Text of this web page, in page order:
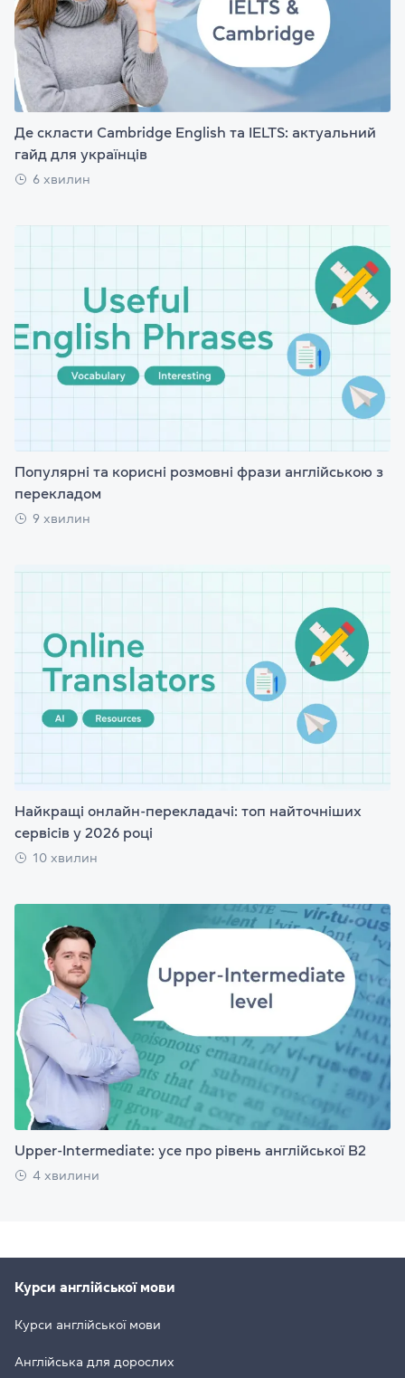
Де скласти Cambridge English та IELTS: актуальний
гайд для українців
6 хвилин
Популярні та корисні розмовні фрази англійською з
перекладом
9 хвилин
Найкращі онлайн-перекладачі: топ найточніших
сервісів у 2026 році
10 хвилин
Upper-Intermediate: усе про рівень англійської B2
4 хвилини
Курси англійської мови
Курси англійської мови
Англійська для дорослих